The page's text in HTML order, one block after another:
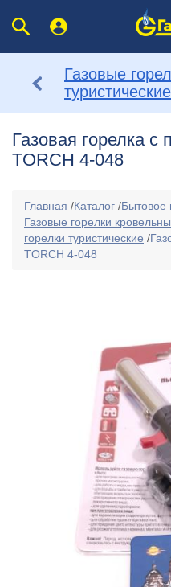
Газовые
туристические
Газовая горелка с
TORCH 4-048
Главная /Каталог /Бытовое
Газовые горелки
горелки туристические /
TORCH 4-048